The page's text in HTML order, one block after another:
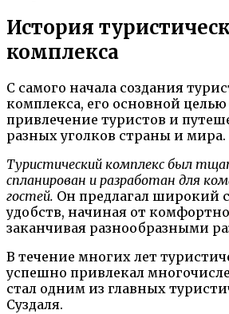
История
комплекса
С самого начала создания
комплекса, его основной
привлечение туристов и
разных уголков страны и мира.
Туристический комплекс был
спланирован и разработан для
гостей. Он предлагал широкий
удобств, начиная от
заканчивая разнообразными
В течение многих лет
успешно привлекал
стал одним из главных
Суздаля.